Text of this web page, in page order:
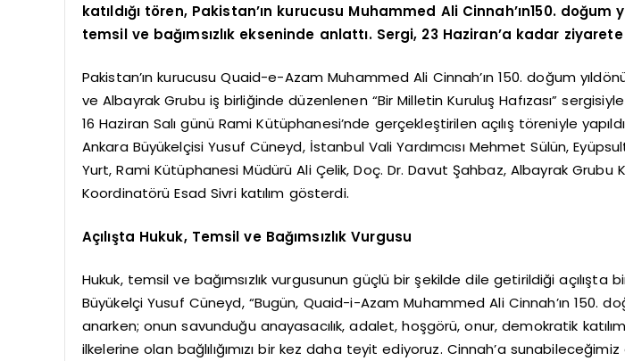
katıldığı tören, Pakistan’ın kurucusu Muhammed Ali Cinnah’ın150. doğum
temsil ve bağımsızlık ekseninde anlattı. Sergi, 23 Haziran’a kadar
Pakistan’ın kurucusu Quaid-e-Azam Muhammed Ali Cinnah’ın 150. doğum
ve Albayrak Grubu iş birliğinde düzenlenen “Bir Milletin Kuruluş Hafızası” sergisiyle
16 Haziran Salı günü Rami Kütüphanesi’nde gerçekleştirilen açılış töreniyle
Ankara Büyükelçisi Yusuf Cüneyd, İstanbul Vali Yardımcısı Mehmet Sülün,
Yurt, Rami Kütüphanesi Müdürü Ali Çelik, Doç. Dr. Davut Şahbaz, Albayrak Grubu
Koordinatörü Esad Sivri katılım gösterdi.
Açılışta Hukuk, Temsil ve Bağımsızlık Vurgusu
Hukuk, temsil ve bağımsızlık vurgusunun güçlü bir şekilde dile getirildiği açılışta
Büyükelçi Yusuf Cüneyd, “Bugün, Quaid-i-Azam Muhammed Ali Cinnah’ın 150.
anarken; onun savunduğu anayasacılık, adalet, hoşgörü, onur, demokratik
ilkelerine olan bağlılığımızı bir kez daha teyit ediyoruz. Cinnah’a